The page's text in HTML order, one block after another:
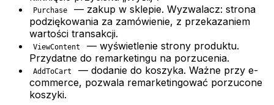
Purchase
— zakup w sklepie. Wyzwalacz: strona
podziękowania za zamówienie, z przekazaniem
wartości transakcji.
ViewContent
— wyświetlenie strony produktu.
Przydatne do remarketingu na porzucenia.
AddToCart
— dodanie do koszyka. Ważne przy e-
commerce, pozwala remarketingować porzucone
koszyki.